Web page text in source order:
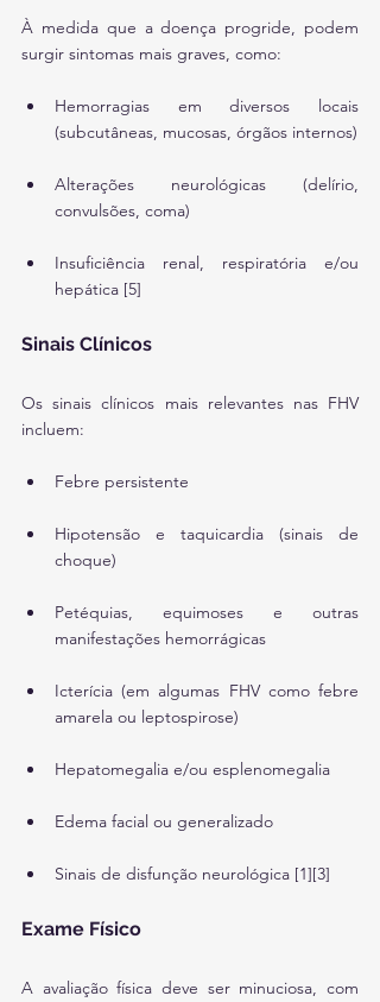
À medida que a doença progride, podem
surgir sintomas mais graves, como:
Hemorragias em diversos locais
(subcutâneas, mucosas, órgãos internos)
Alterações neurológicas (delírio,
convulsões, coma)
Insuficiência renal, respiratória e/ou
hepática [5]
Sinais Clínicos
Os sinais clínicos mais relevantes nas FHV
incluem:
Febre persistente
Hipotensão e taquicardia (sinais de
choque)
Petéquias, equimoses e outras
manifestações hemorrágicas
Icterícia (em algumas FHV como febre
amarela ou leptospirose)
Hepatomegalia e/ou esplenomegalia
Edema facial ou generalizado
Sinais de disfunção neurológica [1][3]
Exame Físico
A avaliação física deve ser minuciosa, com